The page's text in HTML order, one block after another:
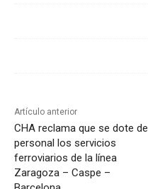
Artículo anterior
CHA reclama que se dote de
personal los servicios
ferroviarios de la línea
Zaragoza – Caspe –